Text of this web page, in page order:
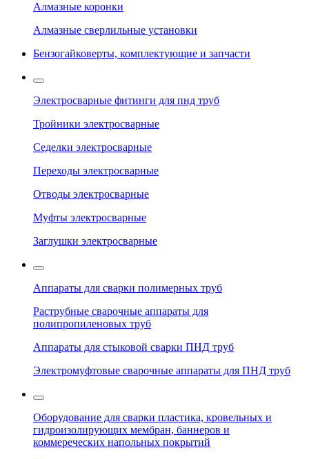
Алмазные коронки
Алмазные сверлильные установки
Бензогайковерты, комплектующие и запчасти
Электросварные фитинги для пнд труб
Тройники электросварные
Седелки электросварные
Переходы электросварные
Отводы электросварные
Муфты электросварные
Заглушки электросварные
Аппараты для сварки полимерных труб
Раструбные сварочные аппараты для
полипропиленовых труб
Аппараты для стыковой сварки ПНД труб
Электромуфтовые сварочные аппараты для ПНД труб
Оборудование для сварки пластика, кровельных и
гидроизолирующих мембран, баннеров и
коммереческих напольных покрытий